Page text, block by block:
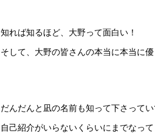
知れば知るほど、大野って面白い！
そして、大野の皆さんの本当に本当に
だんだんと凪の名前も知って下さってい
自己紹介がいらないくらいにまでなっ